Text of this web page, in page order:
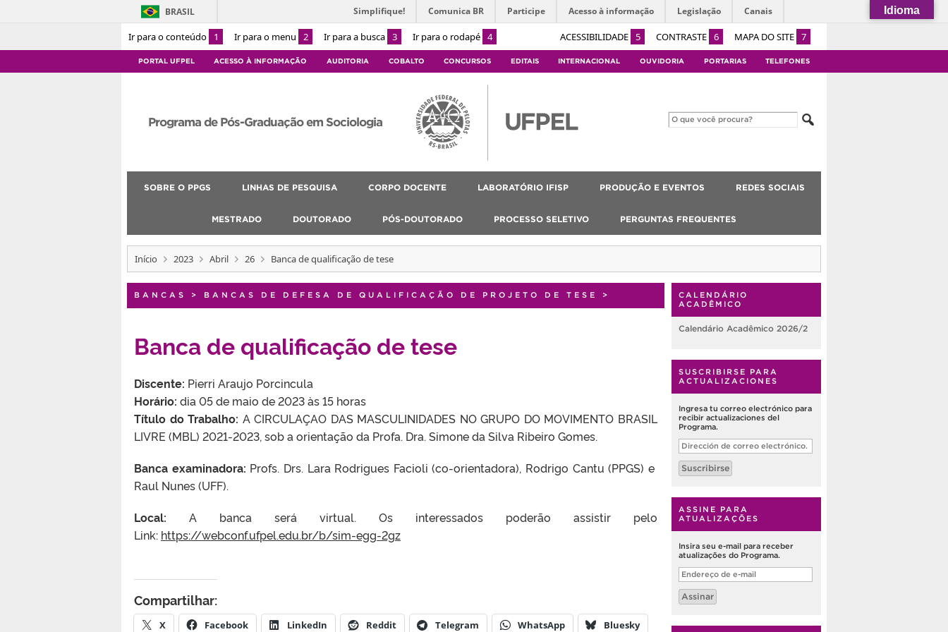
Ir para o conteúdo 1 Ir para o menu 2 Ir para a busca 3 Ir para o rodapé 4 ACESSIBILIDADE 5 CONTRASTE 6 MAPA DO SITE 7
BRASIL Simplifique! Comunica BR Participe Acesso à informação Legislação Canais
PORTAL UFPEL ACESSO À INFORMAÇÃO AUDITORIA COBALTO CONCURSOS EDITAIS INTERNACIONAL OUVIDORIA PORTARIAS TELEFONES
Programa de Pós-Graduação em Sociologia
SOBRE O PPGS LINHAS DE PESQUISA CORPO DOCENTE LABORATÓRIO IFISP PRODUÇÃO E EVENTOS REDES SOCIAIS
MESTRADO DOUTORADO PÓS-DOUTORADO PROCESSO SELETIVO PERGUNTAS FREQUENTES
Início 2023 Abril 26 Banca de qualificação de tese
BANCAS > BANCAS DE DEFESA DE QUALIFICAÇÃO DE PROJETO DE TESE >
Banca de qualificação de tese
Discente: Pierri Araujo Porcincula
Horário: dia 05 de maio de 2023 às 15 horas
Título do Trabalho: A CIRCULAÇAO DAS MASCULINIDADES NO GRUPO DO MOVIMENTO BRASIL
LIVRE (MBL) 2021-2023, sob a orientação da Profa. Dra. Simone da Silva Ribeiro Gomes.
Banca examinadora: Profs. Drs. Lara Rodrigues Facioli (co-orientadora), Rodrigo Cantu (PPGS) e
Raul Nunes (UFF).
Local: A banca será virtual. Os interessados poderão assistir pelo
Link: https://webconf.ufpel.edu.br/b/sim-egg-2gz
Compartilhar:
X Facebook LinkedIn Reddit Telegram WhatsApp Bluesky
CALENDÁRIO
ACADÊMICO
Calendário Acadêmico 2026/2
SUSCRIBIRSE PARA
ACTUALIZACIONES
Ingresa tu correo electrónico para
recibir actualizaciones del
Programa.
Dirección
de
correo
electrónico.
Suscribirse
ASSINE PARA
ATUALIZAÇÕES
Insira seu e-mail para receber
atualizações do Programa.
Endereço
de
e-
mail
Assinar
Idioma